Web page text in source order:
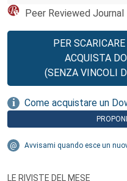
Peer Reviewed Journal
PER
ACQUISTA
(SENZA VINCOLI
Come acquistare un
Avvisami quando esce un
LE RIVISTE DEL MESE